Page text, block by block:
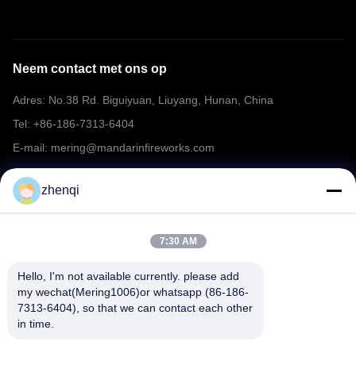
Neem contact met ons op
Adres: No.38 Rd. Biguiyuan, Liuyang, Hunan, China
Tel: +86-186-7313-6404
E-mail: mering@mandarinfireworks.com
Volg ons.
Snelle links
zhenqi
7:30 AM
Hello, I'm not available currently. please add
my wechat(Mering1006)or whatsapp (86-186-
7313-6404), so that we can contact each other
in time.